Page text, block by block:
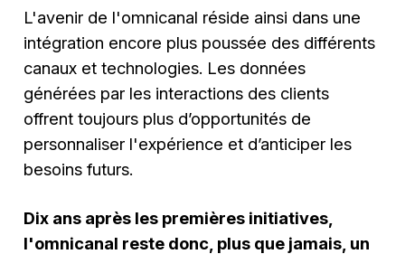
L'avenir de l'omnicanal réside ainsi dans une
intégration encore plus poussée des différents
canaux et technologies. Les données
générées par les interactions des clients
offrent toujours plus d’opportunités de
personnaliser l'expérience et d’anticiper les
besoins futurs.
Dix ans après les premières initiatives,
l'omnicanal reste donc, plus que jamais, un